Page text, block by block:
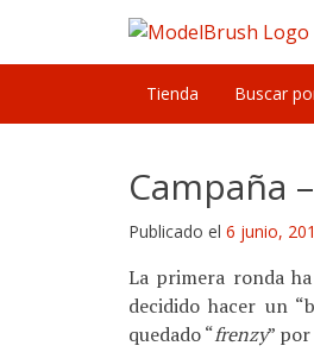
content
Tienda Buscar
Campaña
Publicado el 6 junio,
La primera ronda
decidido hacer un
quedado “frenzy”